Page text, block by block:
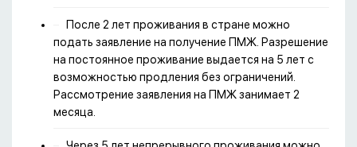
После 2 лет проживания в стране можно
подать заявление на получение ПМЖ. Разрешение
на постоянное проживание выдается на 5 лет с
возможностью продления без ограничений.
Рассмотрение заявления на ПМЖ занимает 2
месяца.